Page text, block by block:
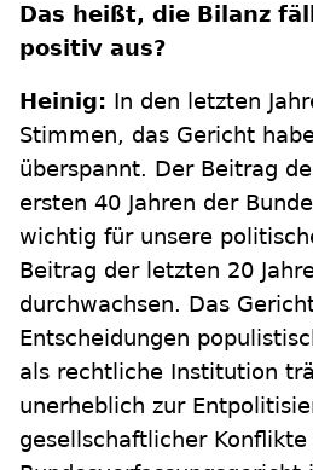
Das heißt, die Bilanz
positiv aus?
Heinig: In den letzten
Stimmen, das Gericht
überspannt. Der Beitrag
ersten 40 Jahren der
wichtig für unsere
Beitrag der letzten 20
durchwachsen. Das
Entscheidungen
als rechtliche Institution
unerheblich zur
gesellschaftlicher Konflikte